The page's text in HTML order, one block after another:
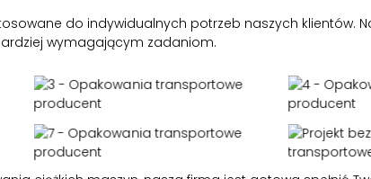
do indywidualnych potrzeb naszych klientów.
wymagającym zadaniom.